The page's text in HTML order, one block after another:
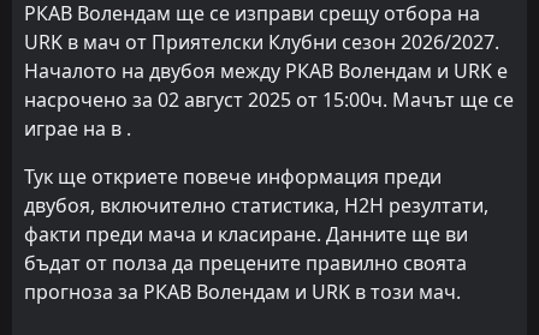
FT
09Aug
URK
GVVV Veenendaal
1
3
L
FT
12:00
FT
18:00
03Sep
TEC
URK
4
2
18:00
URK
Almere City II
РКАВ Волендам ще се изправи срещу отбора на
URK в мач от Приятелски Клубни сезон 2026/2027.
Началото на двубоя между РКАВ Волендам и URK е
насрочено за 02 август 2025 от 15:00ч. Мачът ще се
играе на в .
Тук ще откриете повече информация преди
двубоя, включително статистика, H2H резултати,
факти преди мача и класиране. Данните ще ви
бъдат от полза да прецените правилно своята
прогноза за РКАВ Волендам и URK в този мач.